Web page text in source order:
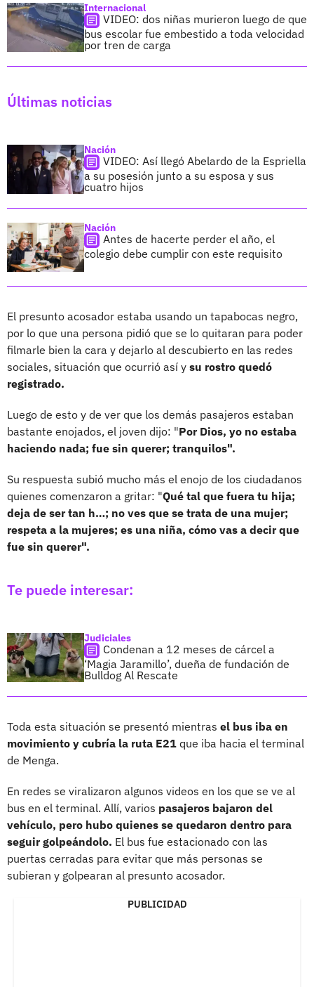
Internacional
VIDEO: dos niñas murieron luego de que
bus escolar fue embestido a toda velocidad
por tren de carga
Últimas noticias
Nación
VIDEO: Así llegó Abelardo de la Espriella
a su posesión junto a su esposa y sus
cuatro hijos
Nación
Antes de hacerte perder el año, el
colegio debe cumplir con este requisito
El presunto acosador estaba usando un tapabocas negro,
por lo que una persona pidió que se lo quitaran para poder
filmarle bien la cara y dejarlo al descubierto en las redes
sociales, situación que ocurrió así y su rostro quedó
registrado.
Luego de esto y de ver que los demás pasajeros estaban
bastante enojados, el joven dijo: "Por Dios, yo no estaba
haciendo nada; fue sin querer; tranquilos".
Su respuesta subió mucho más el enojo de los ciudadanos
quienes comenzaron a gritar: "Qué tal que fuera tu hija;
deja de ser tan h…; no ves que se trata de una mujer;
respeta a la mujeres; es una niña, cómo vas a decir que
fue sin querer".
Te puede interesar:
Judiciales
Condenan a 12 meses de cárcel a
‘Magia Jaramillo’, dueña de fundación de
Bulldog Al Rescate
Toda esta situación se presentó mientras el bus iba en
movimiento y cubría la ruta E21 que iba hacia el terminal
de Menga.
En redes se viralizaron algunos videos en los que se ve al
bus en el terminal. Allí, varios pasajeros bajaron del
vehículo, pero hubo quienes se quedaron dentro para
seguir golpeándolo. El bus fue estacionado con las
puertas cerradas para evitar que más personas se
subieran y golpearan al presunto acosador.
PUBLICIDAD